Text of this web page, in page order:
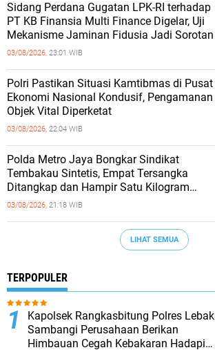
Sidang Perdana Gugatan LPK-RI terhadap
PT KB Finansia Multi Finance Digelar, Uji
Mekanisme Jaminan Fidusia Jadi Sorotan
03/08/2026, 23:01 WIB
‎Polri Pastikan Situasi Kamtibmas di Pusat
Ekonomi Nasional Kondusif, Pengamanan
Objek Vital Diperketat
03/08/2026, 22:04 WIB
‎Polda Metro Jaya Bongkar Sindikat
Tembakau Sintetis, Empat Tersangka
Ditangkap dan Hampir Satu Kilogram
Barang Bukti Disita
03/08/2026, 21:18 WIB
LIHAT SEMUA
TERPOPULER
Kapolsek Rangkasbitung Polres Lebak
Sambangi Perusahaan Berikan
Himbauan Cegah Kebakaran Hadapi